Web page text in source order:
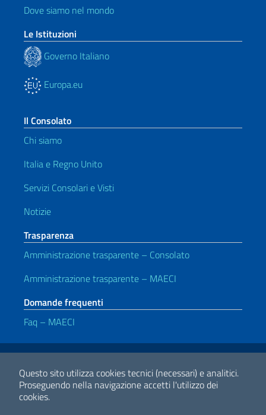
Questo sito utilizza cookies tecnici (necessari) e analitici.
Proseguendo nella navigazione accetti l'utilizzo dei
cookies.
Dove siamo nel mondo
Le Istituzioni
Governo Italiano
Europa.eu
Il Consolato
Chi siamo
Italia e Regno Unito
Servizi Consolari e Visti
Notizie
Trasparenza
Amministrazione trasparente – Consolato
Amministrazione trasparente – MAECI
Domande frequenti
Faq – MAECI
Link Utili